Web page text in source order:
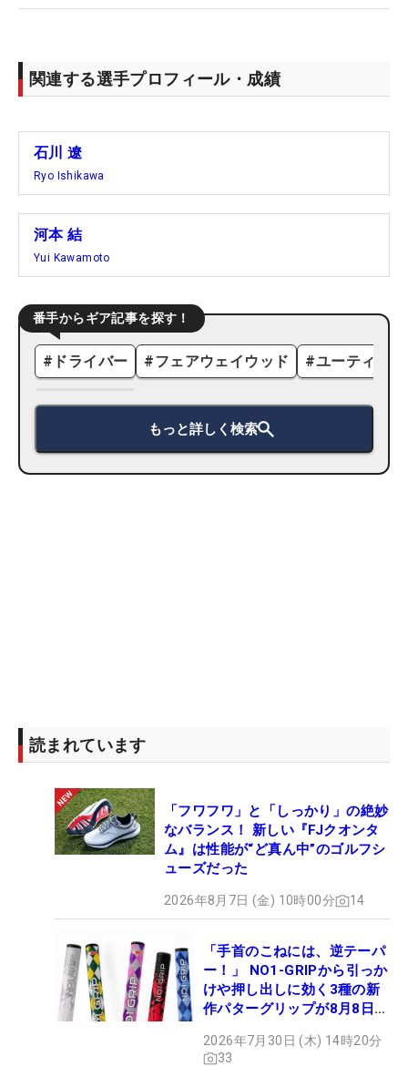
関連する選手プロフィール・成績
石川 遼
Ryo Ishikawa
河本 結
Yui Kawamoto
番手からギア記事を探す！
# ドライバー #フェアウェイウッド #ユーティリ
もっと詳しく検索
読まれています
「フワフワ」と「しっかり」の絶妙
なバランス！ 新しい『FJクオンタ
ム』は性能が“ど真ん中”のゴルフシ
ューズだった
2026年8月7日 (金) 10時00分 14
「手首のこねには、逆テーパ
ー！」 NO1-GRIPから引っか
けや押し出しに効く3種の新
作パターグリップが8月8日デ
2026年7月30日 (木) 14時20分
33